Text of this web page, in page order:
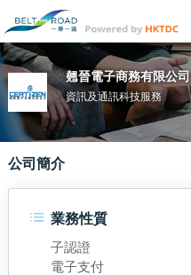
翹晉電子商務有限公司
資訊及通訊科技服務
公司簡介
業務性質
子認證
電子支付